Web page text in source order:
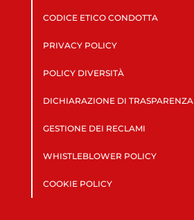
CODICE ETICO CONDOTTA
PRIVACY POLICY
POLICY DIVERSITÀ
DICHIARAZIONE DI TRASPARENZA
GESTIONE DEI RECLAMI
WHISTLEBLOWER POLICY
COOKIE POLICY